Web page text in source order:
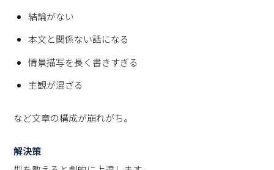
結論がない
本文と関係ない話になる
情景描写を長く書きすぎる
主観が混ざる
など文章の構成が崩れがち。
解決策